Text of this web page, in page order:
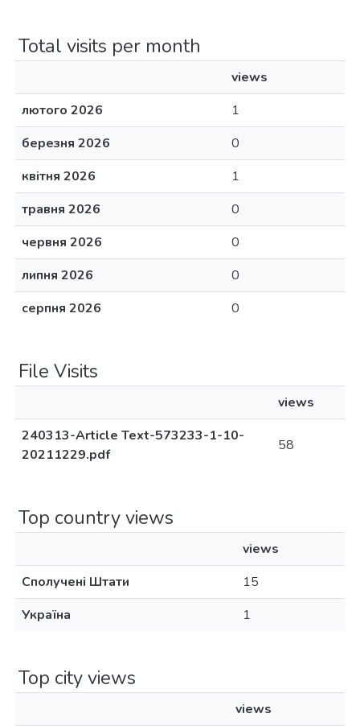
Total visits per month
views
лютого 2026
1
березня 2026
0
квітня 2026
1
травня 2026
0
червня 2026
0
липня 2026
0
серпня 2026
0
File Visits
views
240313-Article Text-573233-1-10-
20211229.pdf
58
Top country views
views
Сполучені Штати
15
Україна
1
Top city views
views